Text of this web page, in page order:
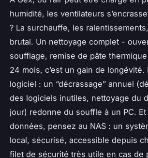
humidité, les ventilateurs
? La surchauffe, les
brutal. Un nettoyage complet -
soufflage, remise de pâte
24 mois, c’est un gain de longévité.
logiciel : un “décrassage” annuel
des logiciels inutiles, nettoyage du
jour) redonne du souffle à un PC.
données, pensez au NAS : un
local, sécurisé, accessible depuis
filet de sécurité très utile en cas de